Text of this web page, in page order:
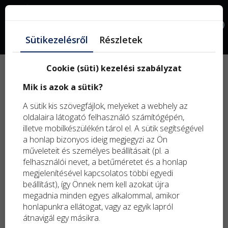
Facebook
Akciós termékek
2023-10-12 12:07
Írja be a jobb felső sarokban található keresőbe:
akció!
Olyan különlegességekre találhat nagyon kedvező
áron, amit máshol nem tudna beszerezni, vagy nem
ennyire olcsón.
Választékunkban rendszeresen találhatók akciós termékek.
Érdemes ezeket böngészni, mert olyan
Sütikezelésről Részletek
Cookie (süti) kezelési szabályzat
Mik is azok a sütik?
A sütik kis szövegfájlok, melyeket a webhely az
oldalaira látogató felhasználó számítógépén,
illetve mobilkészülékén tárol el. A sütik segítségével
a honlap bizonyos ideig megjegyzi az Ön
műveleteit és személyes beállításait (pl. a
felhasználói nevet, a betűméretet és a honlap
megjelenítésével kapcsolatos többi egyedi
beállítást), így Önnek nem kell azokat újra
megadnia minden egyes alkalommal, amikor
honlapunkra ellátogat, vagy az egyik lapról
átnavigál egy másikra.